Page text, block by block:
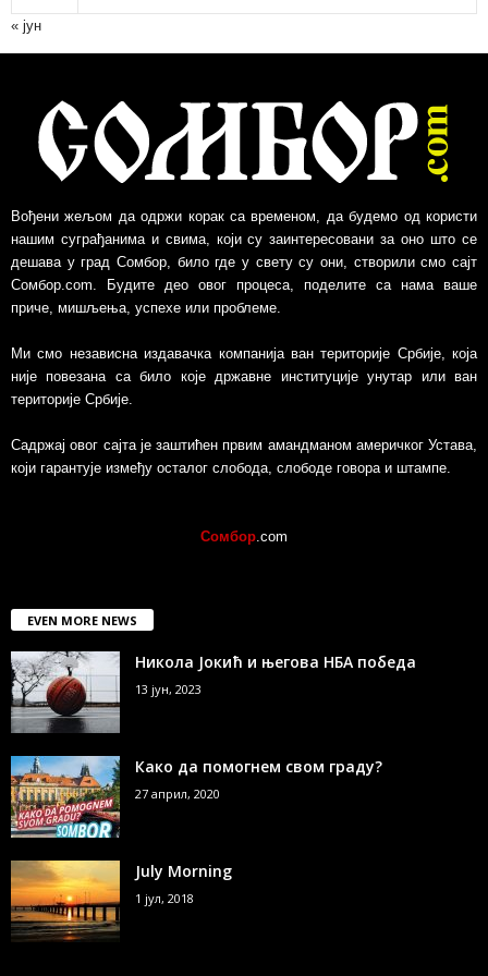
« јун
Вођени жељом да одржи корак са временом, да будемо од користи
нашим суграђанима и свима, који су заинтересовани за оно што се
дешава у град Сомбор, било где у свету су они, створили смо сајт
Сомбор.com. Будите део овог процеса, поделите са нама ваше
приче, мишљења, успехе или проблеме.
Ми смо независна издавачка компанија ван територије Србије, којa
није повезанa са било које државне институције унутар или ван
територије Србије.
Садржај овог сајта је заштићен првим амандманом америчког Устава,
који гарантује између осталог слобода, слободе говора и штампе.
Сомбор.com
EVEN MORE NEWS
Никола Јокић и његова НБА победа
13 јун, 2023
Како да помогнем свом граду?
27 април, 2020
July Morning
1 јул, 2018